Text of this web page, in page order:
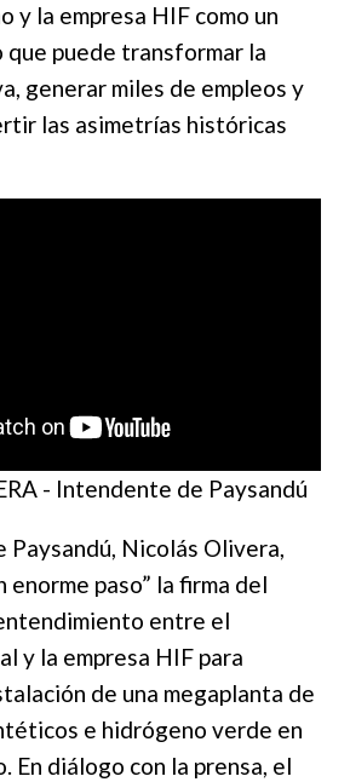
y la empresa HIF como un
puede transformar la
generar miles de empleos y
las asimetrías históricas
- Intendente de Paysandú
Paysandú, Nicolás Olivera,
enorme paso” la firma del
entre el
y la empresa HIF para
de una megaplanta de
e hidrógeno verde en
En diálogo con la prensa, el